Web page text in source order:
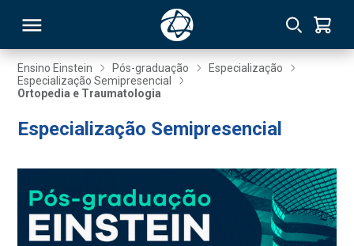
Ensino Einstein Pós-graduação
Especialização
Especialização Semipresencial
Ortopedia e Traumatologia
Especialização Semipresencial